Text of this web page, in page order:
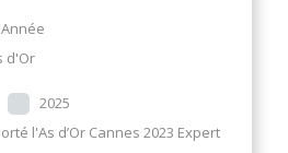
d'Or
2025
l'As d’Or Cannes 2023 Expert